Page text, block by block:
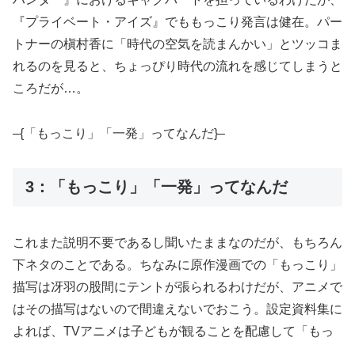
『プライベート・アイズ』でももっこり発言は健在。パー
トナーの槇村香に「時代の空気を読まんかい」とツッコま
れるのを見ると、ちょっぴり時代の流れを感じてしまうと
ころだが…。
–{「もっこり」「一発」ってなんだ}–
3：「もっこり」「一発」ってなんだ
これまた説明不要であるし聞いたままなのだが、もちろん
下ネタのことである。ちなみに原作漫画での「もっこり」
描写は冴羽の股間にテントが張られるわけだが、アニメで
はその描写はないので間違えないでおこう。設定資料集に
よれば、TVアニメは子どもが観ることを配慮して「もっ